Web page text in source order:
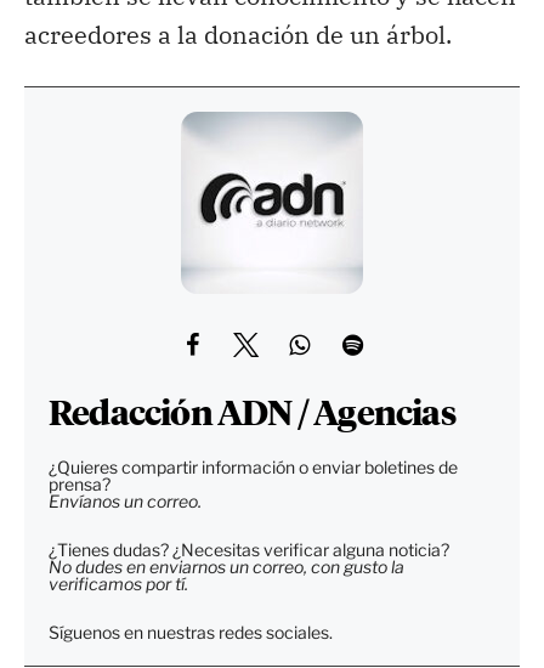
acreedores a la donación de un árbol.
Redacción ADN / Agencias
¿Quieres compartir información o enviar boletines de
prensa?
Envíanos un correo.
¿Tienes dudas? ¿Necesitas verificar alguna noticia?
No dudes en enviarnos un correo, con gusto la
verificamos por tí.
Síguenos en nuestras redes sociales.